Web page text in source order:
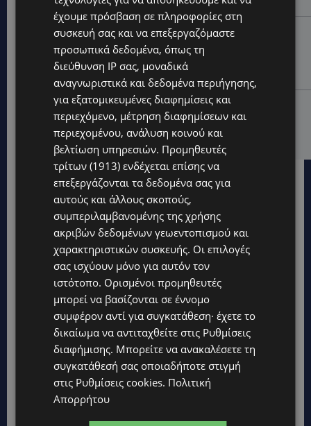
UPDATES
«ENOLA GAY»: Το τραγούδι που κράτησε ζωντανή τη
μνήμη της Χιροσίμα – 81 χρόνια από τη μέρα που
άλλαξε την ανθρωπότητα-(Bίντεο)
ΚΟΣΜΙΚΑ
PERNERA BEACH HOTEL: Εκλεκτές παρουσίες στα 50
χρόνια ενός ιστορικού ξενοδοχείου-Ποιους είδαμε
Topics
έχουμε πρόσβαση σε πληροφορίες στη
συσκευή σας και να επεξεργαζόμαστε
προσωπικά δεδομένα, όπως τη
διεύθυνση IP σας, μοναδικά
αναγνωριστικά και δεδομένα περιήγησης,
για εξατομικευμένες διαφημίσεις και
περιεχόμενο, μέτρηση διαφημίσεων και
περιεχομένου, ανάλυση κοινού και
βελτίωση υπηρεσιών. Προμηθευτές
τρίτων (1913) ενδέχεται επίσης να
επεξεργάζονται τα δεδομένα σας για
αυτούς και άλλους σκοπούς,
συμπεριλαμβανομένης της χρήσης
ακριβών δεδομένων γεωεντοπισμού και
χαρακτηριστικών συσκευής. Οι επιλογές
σας ισχύουν μόνο για αυτόν τον
ιστότοπο. Ορισμένοι προμηθευτές
μπορεί να βασίζονται σε έννομο
συμφέρον αντί για συγκατάθεση· έχετε το
δικαίωμα να αντιταχθείτε στις Ρυθμίσεις
διαφήμισης. Μπορείτε να ανακαλέσετε τη
συγκατάθεσή σας οποιαδήποτε στιγμή
στις Ρυθμίσεις cookies. Πολιτική
Απορρήτου